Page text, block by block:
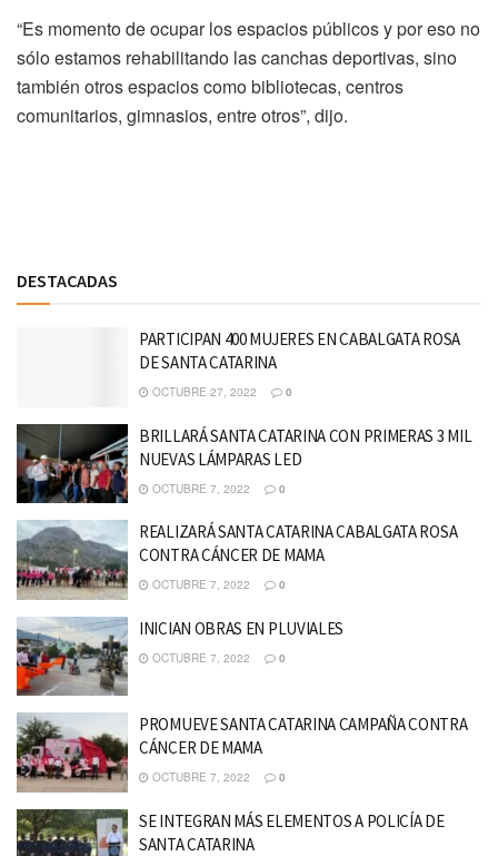
“Es momento de ocupar los espacios públicos y por eso no
sólo estamos rehabilitando las canchas deportivas, sino
también otros espacios como bibliotecas, centros
comunitarios, gimnasios, entre otros”, dijo.
DESTACADAS
PARTICIPAN 400 MUJERES EN CABALGATA ROSA
DE SANTA CATARINA
OCTUBRE 27, 2022 0
BRILLARÁ SANTA CATARINA CON PRIMERAS 3 MIL
NUEVAS LÁMPARAS LED
OCTUBRE 7, 2022 0
REALIZARÁ SANTA CATARINA CABALGATA ROSA
CONTRA CÁNCER DE MAMA
OCTUBRE 7, 2022 0
INICIAN OBRAS EN PLUVIALES
OCTUBRE 7, 2022 0
PROMUEVE SANTA CATARINA CAMPAÑA CONTRA
CÁNCER DE MAMA
OCTUBRE 7, 2022 0
SE INTEGRAN MÁS ELEMENTOS A POLICÍA DE
SANTA CATARINA